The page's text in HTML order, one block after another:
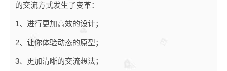
的交流方式发生了变革：
1、进行更加高效的设计；
2、让你体验动态的原型；
3、更加清晰的交流想法；